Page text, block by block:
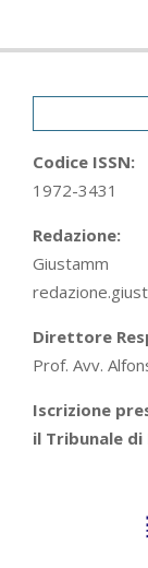
Codice ISSN:
1972-3431
Redazione:
Giustamm
Direttore
Prof. Avv.
Iscrizione
il Tribunale di